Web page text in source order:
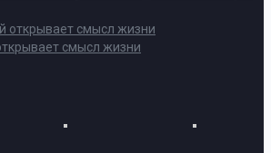
смысл жизни